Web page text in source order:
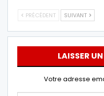
PRÉCÉDENT SUIVANT
LAISSER
Votre adresse